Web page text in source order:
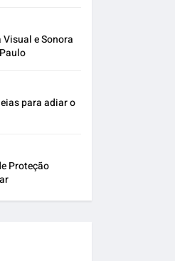
e Sonora
para adiar o
Proteção